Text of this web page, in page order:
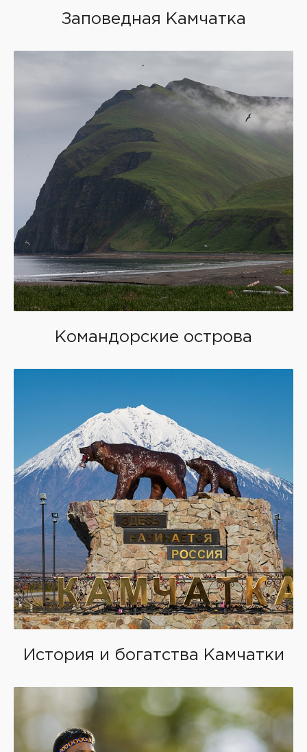
Заповедная Камчатка
Командорские острова
История и богатства Камчатки